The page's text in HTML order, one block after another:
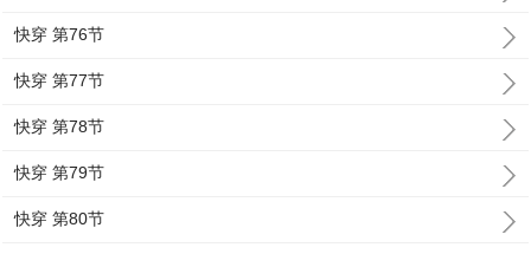
快穿 第76节
快穿 第77节
快穿 第78节
快穿 第79节
快穿 第80节